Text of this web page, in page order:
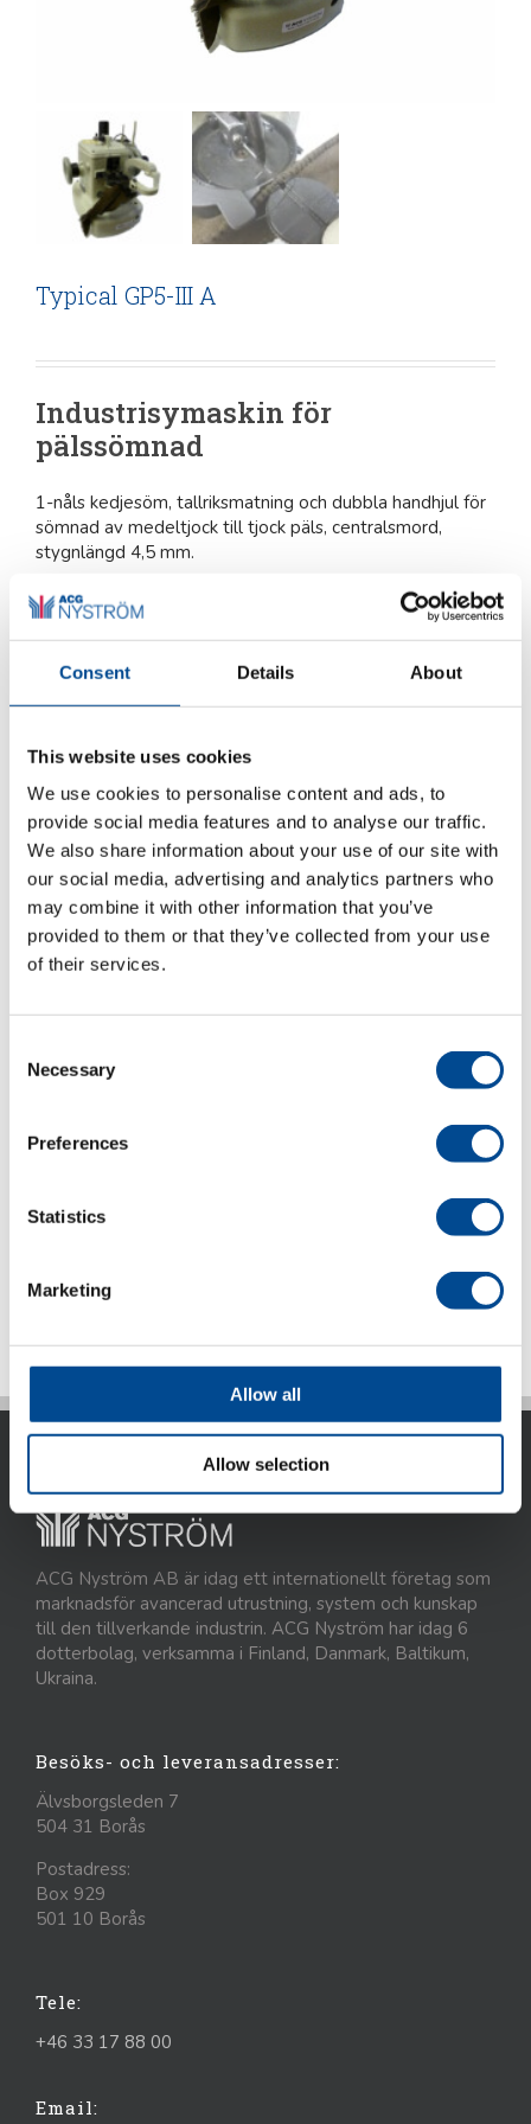
Consent Details About
This website uses cookies
We use cookies to personalise content and ads, to
provide social media features and to analyse our traffic.
We also share information about your use of our site with
our social media, advertising and analytics partners who
may combine it with other information that you’ve
provided to them or that they’ve collected from your use
of their services.
Selection
Necessary
Preferences
Statistics
Marketing
Allow all
Allow selection
Typical GP5-III A
Industrisymaskin för
pälssömnad
1-nåls kedjesöm, tallriksmatning och dubbla handhjul för
sömnad av medeltjock till tjock päls, centralsmord,
stygnlängd 4,5 mm.
Fler maskiner för branschen
Kategorier: Industrisymaskiner Kedjesöm,
Produktområden,Sömnad
Beskrivning
Beskrivning
– Z-stativ
ACG Nyström AB är idag ett internationellt företag som
marknadsför avancerad utrustning, system och kunskap
till den tillverkande industrin. ACG Nyström har idag 6
dotterbolag, verksamma i Finland, Danmark, Baltikum,
Ukraina.
Besöks- och leveransadresser:
Älvsborgsleden 7
504 31 Borås
Postadress:
Box 929
501 10 Borås
Tele:
+46 33 17 88 00
Email: